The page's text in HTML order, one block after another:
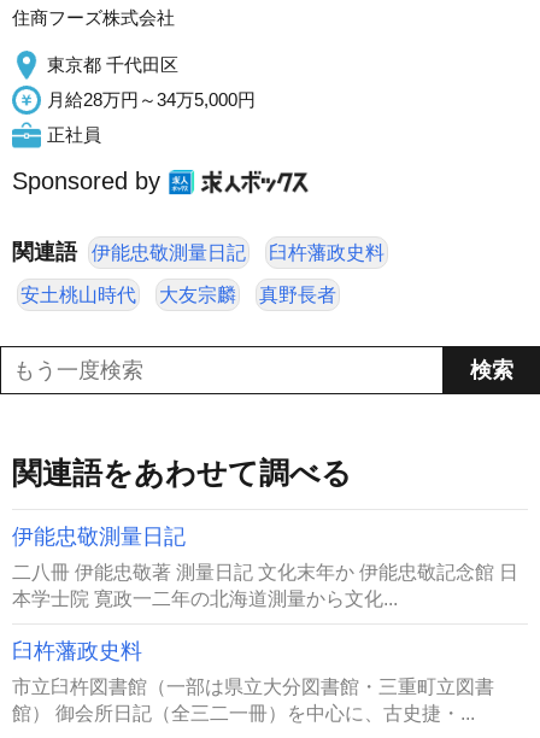
住商フーズ株式会社
東京都 千代田区
月給28万円～34万5,000円
正社員
Sponsored by
関連語 伊能忠敬測量日記 臼杵藩政史料
安土桃山時代 大友宗麟 真野長者
関連語をあわせて調べる
伊能忠敬測量日記
二八冊 伊能忠敬著 測量日記 文化末年か 伊能忠敬記念館 日
本学士院 寛政一二年の北海道測量から文化...
臼杵藩政史料
市立臼杵図書館（一部は県立大分図書館・三重町立図書
館） 御会所日記（全三二一冊）を中心に、古史捷・...